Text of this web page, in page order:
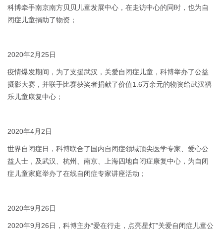
科博牵手南京南方贝贝儿童发展中心，在走访中心的同时，也为自
闭症儿童捐助了物资；
2020年2月25日
疫情爆发期间，为了支援武汉，关爱自闭症儿童，科博举办了公益
摄影大赛，并联手比赛获奖者捐献了价值1.6万余元的物资给武汉禧
乐儿童康复中心；
2020年4月2日
世界自闭症日，科博联合了国内自闭症领域顶尖医学专家、爱心公
益人士，及武汉、杭州、南京、上海四地自闭症康复中心，为自闭
症儿童家庭举办了在线自闭症专家讲座活动；
2020年9月26日
2020年9月26日，科博主办“爱在行走，点亮星灯”关爱自闭症儿童公